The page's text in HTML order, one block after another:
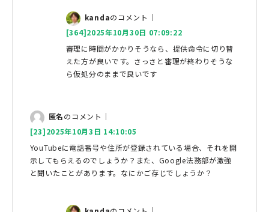
kandaのコメント｜
[364]2025年10月30日 07:09:22
審理に時間がかかりそうなら、提供命令に切り替
えた方が良いです。さっさと審理が終わりそうな
ら仮処分のままで良いです
匿名のコメント｜
[23]2025年10月3日 14:10:05
YouTubeに電話番号や住所が登録されている場合、それを開
示してもらえるのでしょうか？また、Google法務部が激強
と聞いたことがあります。なにかご存じでしょうか？